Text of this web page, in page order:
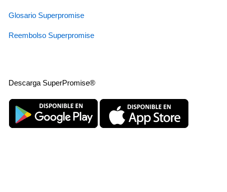
Glosario Superpromise
Reembolso Superpromise
Descarga SuperPromise®